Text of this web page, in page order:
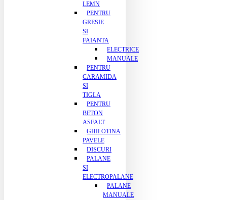
LEMN
PENTRU
GRESIE
SI
FAIANTA
ELECTRICE
MANUALE
PENTRU
CARAMIDA
SI
TIGLA
PENTRU
BETON
ASFALT
GHILOTINA
PAVELE
DISCURI
PALANE
SI
ELECTROPALANE
PALANE
MANUALE